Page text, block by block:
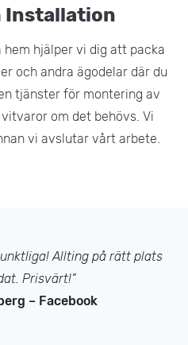
Installation
hjälper vi dig att packa
och andra ägodelar där du
tjänster för montering av
om det behövs. Vi
vi avslutar vårt arbete.
Allting på rätt plats
Prisvärt!”
– Facebook